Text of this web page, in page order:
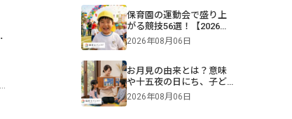
保育園の運動会で盛り上
がる競技56選！【2026年
版】0・1・2・3・4・5歳
2026年08月06日
お月見の由来とは？意味
や十五夜の日にち、子ど
もへの伝え方【2026年最
2026年08月06日